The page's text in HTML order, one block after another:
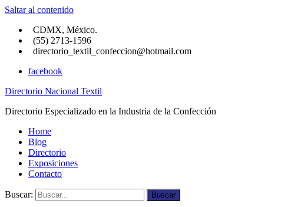
Saltar al contenido
CDMX, México.
(55) 2713-1596
directorio_textil_confeccion@hotmail.com
facebook
Directorio Nacional Textil
Directorio Especializado en la Industria de la Confección
Home
Blog
Directorio
Exposiciones
Contacto
Buscar: Buscar